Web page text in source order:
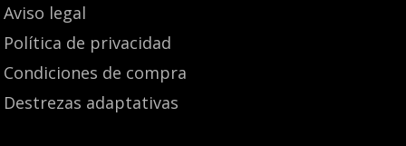
Aviso legal
Política de privacidad
Condiciones de compra
Destrezas adaptativas